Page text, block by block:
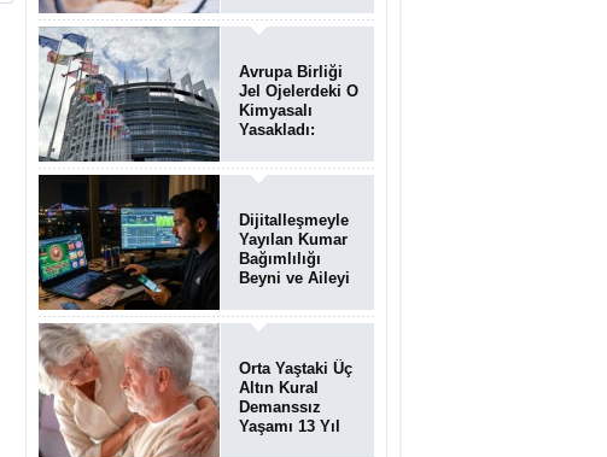
Unutulabiliyor
Avrupa Birliği
Jel Ojelerdeki O
Kimyasalı
Yasakladı:
Riski Uyarısı
Dijitalleşmeyle
Yayılan Kumar
Bağımlılığı
Beyni ve Aileyi
Uğratıyor
Orta Yaştaki Üç
Altın Kural
Demanssız
Yaşamı 13 Yıl